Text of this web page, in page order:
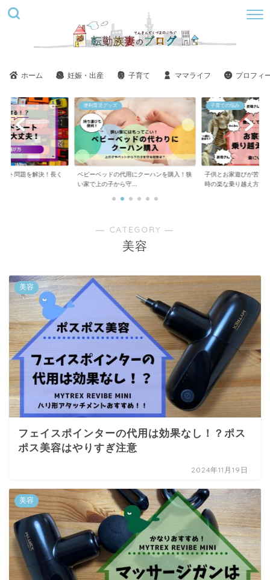
ホーム 妊娠・出産 子育て ママライフ プロフィ
ト問題を解決！長く
便利育児グッズ
ベビーベッドの代用にクーハンを購入！狭
い家で上の子から守...
子育ての悩み
子供とお家遊びが苦痛
時の楽な乗り越え方
― CATEGORY ―
美容
美容
フェイスポインターの代用は効果なし！？ポス
ポス美容はやりすぎ注意
2024年11月19日
美容